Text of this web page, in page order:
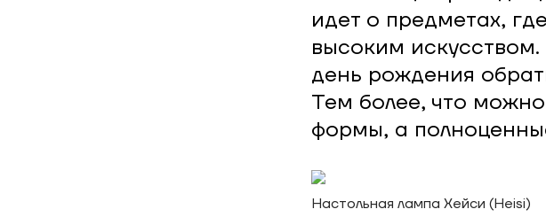
идет о предметах,
высоким
день рождения
Тем более, что
формы, а
Настольная лампа Хейси (Heisi)